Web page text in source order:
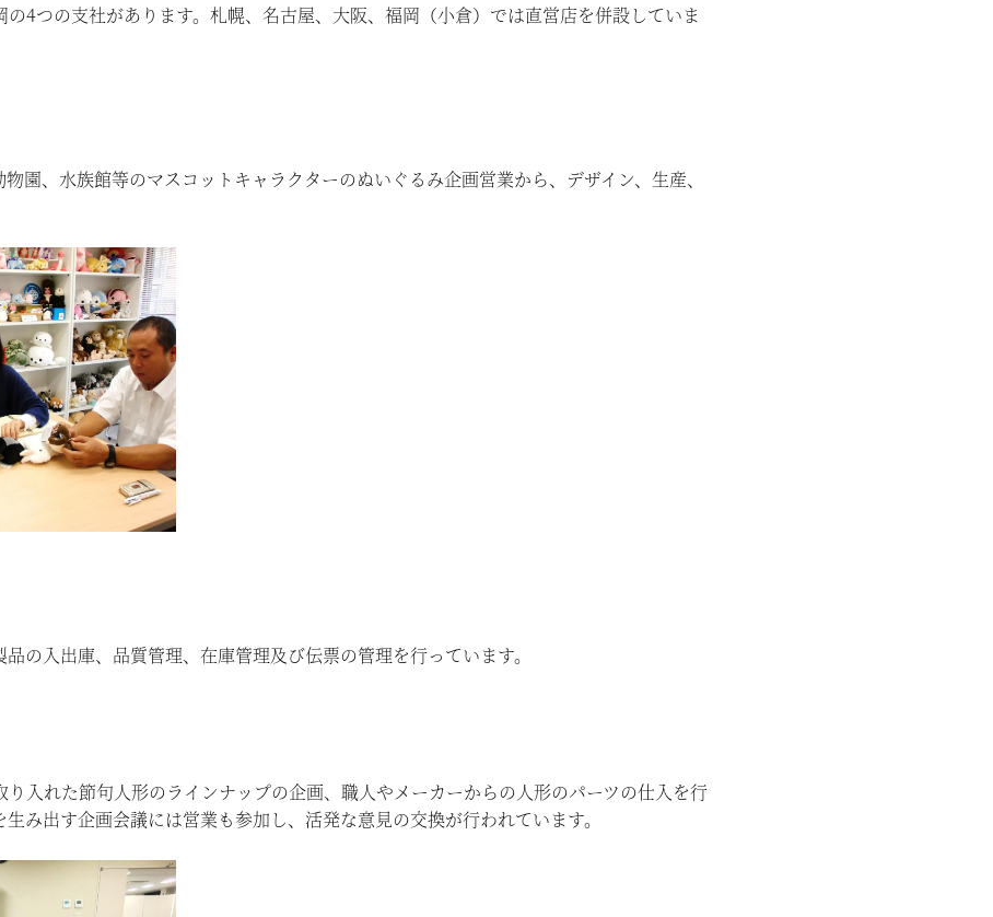
4つの支社があります。札幌、名古屋、大阪、福岡（小倉）では直営店を併設していま
園、水族館等のマスコットキャラクターのぬいぐるみ企画営業から、デザイン、生産、
の入出庫、品質管理、在庫管理及び伝票の管理を行っています。
り入れた節句人形のラインナップの企画、職人やメーカーからの人形のパーツの仕入を行
み出す企画会議には営業も参加し、活発な意見の交換が行われています。